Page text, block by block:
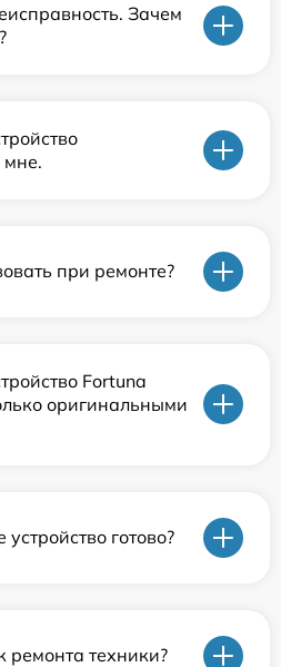
Зачем
мне.
при ремонте?
Fortuna
оригинальными
готово?
ремонта техники?